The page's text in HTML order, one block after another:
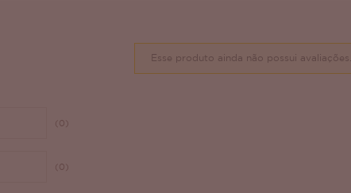
(0)
(0)
Esse produto ainda não possui avaliações.